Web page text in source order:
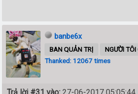
banbe6x
BAN QUẢN TRỊ
NGƯỜI
Thanked: 12067 times
Trả lời #31 vào: 27-06-2017 05:05:44